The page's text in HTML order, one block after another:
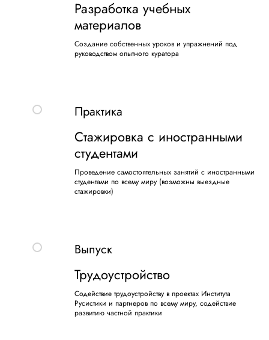
Разработка учебных
материалов
Создание собственных уроков и упражнений под
руководством опытного куратора
Практика
Стажировка с иностранными
студентами
Проведение самостоятельных занятий с иностранными
студентами по всему миру (возможны выездные
стажировки)
Выпуск
Трудоустройство
Содействие трудоустройству в проектах Института
Русистики и партнеров по всему миру, содействие
развитию частной практики